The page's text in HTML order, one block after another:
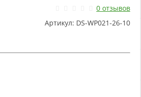
0 отзывов
Артикул: DS-WP021-26-10